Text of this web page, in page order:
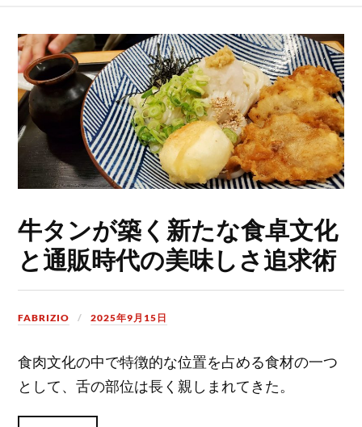
牛タンが築く新たな食卓文化
と通販時代の美味しさ追求術
FABRIZIO 2025年9月15日
食肉文化の中で特徴的な位置を占める食材の一つ
として、舌の部位は長く親しまれてきた。